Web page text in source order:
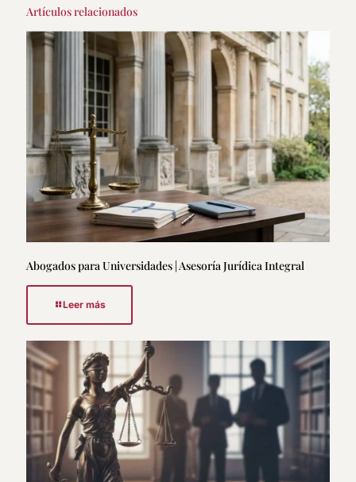
Artículos relacionados
Abogados para Universidades | Asesoría Jurídica Integral
Leer más